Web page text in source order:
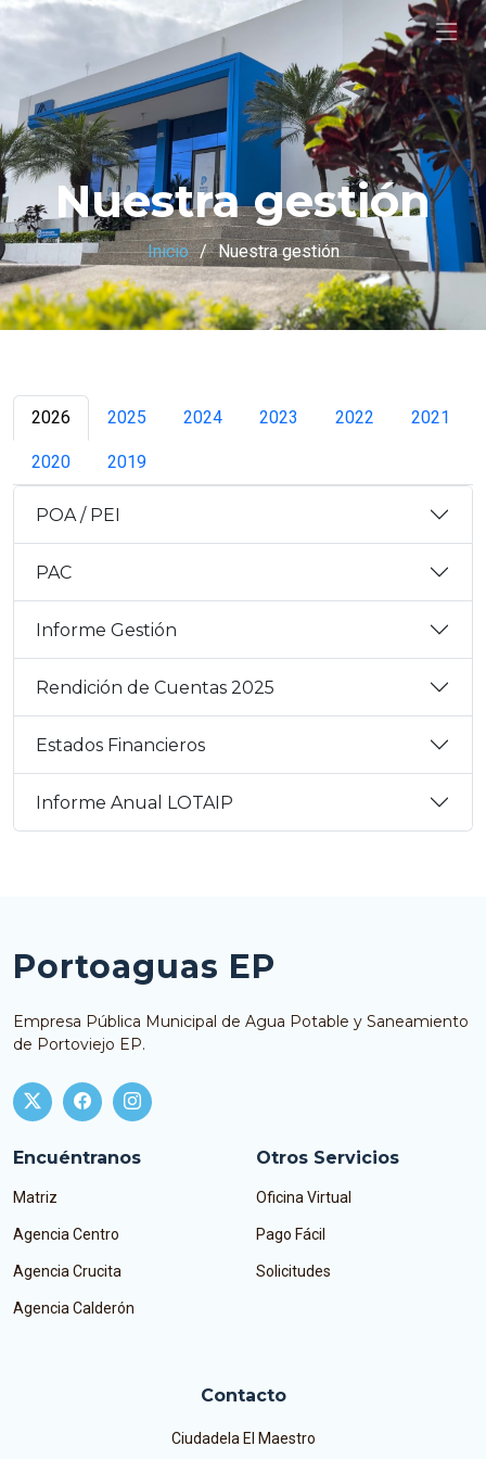
Nuestra gestión
Inicio Nuestra gestión
2026 2025 2024 2023 2022 2021
2020 2019
POA / PEI
PAC
Informe Gestión
Rendición de Cuentas 2025
Estados Financieros
Informe Anual LOTAIP
Portoaguas EP
Empresa Pública Municipal de Agua Potable y Saneamiento
de Portoviejo EP.
Encuéntranos
Matriz
Agencia Centro
Agencia Crucita
Agencia Calderón
Otros Servicios
Oficina Virtual
Pago Fácil
Solicitudes
Contacto
Ciudadela El Maestro